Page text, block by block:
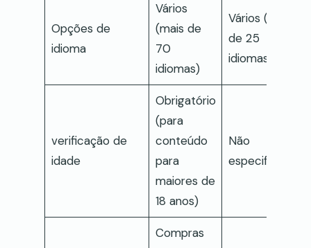
Opções de
idioma
Vários
(mais de
70
idiomas)
Vários (mais
de 25
idiomas)
verificação de
idade
Obrigatório
(para
conteúdo
para
maiores de
18 anos)
Não
especificado
Compras